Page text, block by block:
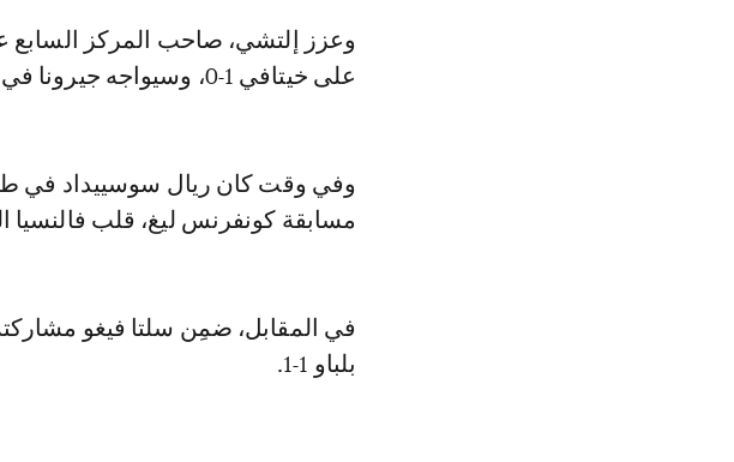
وعزز إلتشي، صاحب المركز السابع
على خيتافي 1-0، وسيواجه جيرونا في المرحلة الأخيرة في مباراة قد تكون حاسمة.
وفي وقت كان ريال سوسييداد في
مسابقة كونفرنس ليغ، قلب فالنسيا
في المقابل، ضمِن سلتا فيغو مشاركته
بلباو 1-1.